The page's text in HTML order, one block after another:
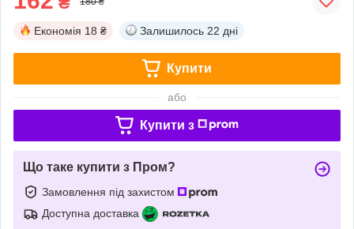
Економія 18 ₴ Залишилось 22 дні
Купити
або
Купити з
Що таке купити з Пром?
Замовлення під захистом
Доступна доставка